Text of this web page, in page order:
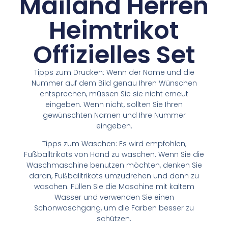
Heimtrikot
Offizielles Set
Tipps zum Drucken: Wenn der Name und die
Nummer auf dem Bild genau Ihren Wünschen
entsprechen, müssen Sie sie nicht erneut
eingeben. Wenn nicht, sollten Sie Ihren
gewünschten Namen und Ihre Nummer
eingeben.
Tipps zum Waschen: Es wird empfohlen,
Fußballtrikots von Hand zu waschen. Wenn Sie die
Waschmaschine benutzen möchten, denken Sie
daran, Fußballtrikots umzudrehen und dann zu
waschen. Füllen Sie die Maschine mit kaltem
Wasser und verwenden Sie einen
Schonwaschgang, um die Farben besser zu
schützen.